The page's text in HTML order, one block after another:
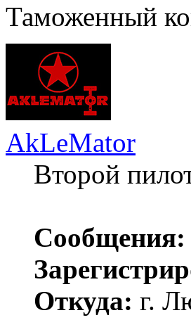
Таможенный
AkLeMator
Второй
Сообщения:
Откуда: г.